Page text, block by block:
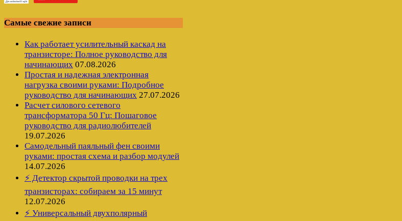
Самые свежие записи
Как работает усилительный каскад на
транзисторе: Полное руководство для
начинающих 07.08.2026
Простая и надежная электронная
нагрузка своими руками: Подробное
руководство для начинающих 27.07.2026
Расчет силового сетевого
трансформатора 50 Гц: Пошаговое
руководство для радиолюбителей
19.07.2026
Самодельный паяльный фен своими
руками: простая схема и разбор модулей
14.07.2026
⚡ Детектор скрытой проводки на трех
транзисторах: собираем за 15 минут
12.07.2026
⚡ Универсальный двухполярный